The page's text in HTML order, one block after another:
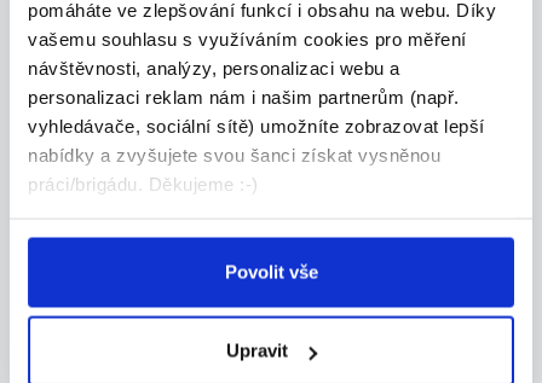
pomáháte ve zlepšování funkcí i obsahu na webu. Díky
vašemu souhlasu s využíváním cookies pro měření
návštěvnosti, analýzy, personalizaci webu a
personalizaci reklam nám i našim partnerům (např.
vyhledávače, sociální sítě) umožníte zobrazovat lepší
nabídky a zvyšujete svou šanci získat vysněnou
práci/brigádu. Děkujeme :-)
Povolit vše
Upravit
29.07.2026
Roznos letáků – Libochovice a
okolí
- roznos reklamních letáků ,, K – Prospekt “ do ...
Libochovice